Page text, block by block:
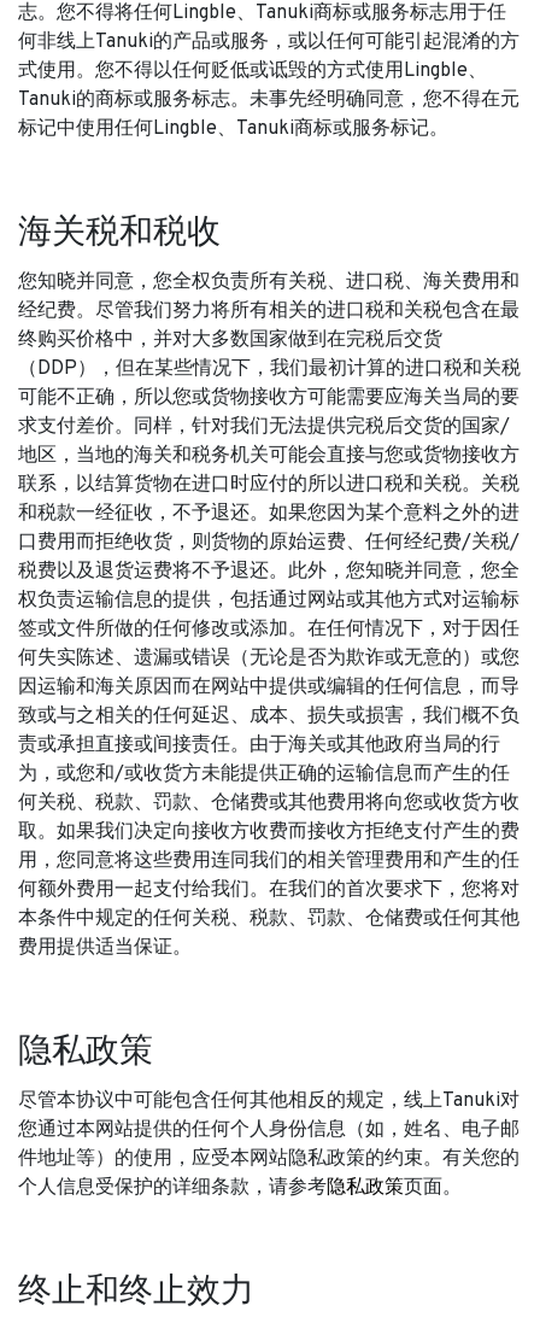
志。您不得将任何Lingble、Tanuki商标或服务标志用于任
何非线上Tanuki的产品或服务，或以任何可能引起混淆的方
式使用。您不得以任何贬低或诋毁的方式使用Lingble、
Tanuki的商标或服务标志。未事先经明确同意，您不得在元
标记中使用任何Lingble、Tanuki商标或服务标记。
海关税和税收
您知晓并同意，您全权负责所有关税、进口税、海关费用和
经纪费。尽管我们努力将所有相关的进口税和关税包含在最
终购买价格中，并对大多数国家做到在完税后交货
（DDP），但在某些情况下，我们最初计算的进口税和关税
可能不正确，所以您或货物接收方可能需要应海关当局的要
求支付差价。同样，针对我们无法提供完税后交货的国家/
地区，当地的海关和税务机关可能会直接与您或货物接收方
联系，以结算货物在进口时应付的所以进口税和关税。关税
和税款一经征收，不予退还。如果您因为某个意料之外的进
口费用而拒绝收货，则货物的原始运费、任何经纪费/关税/
税费以及退货运费将不予退还。此外，您知晓并同意，您全
权负责运输信息的提供，包括通过网站或其他方式对运输标
签或文件所做的任何修改或添加。在任何情况下，对于因任
何失实陈述、遗漏或错误（无论是否为欺诈或无意的）或您
因运输和海关原因而在网站中提供或编辑的任何信息，而导
致或与之相关的任何延迟、成本、损失或损害，我们概不负
责或承担直接或间接责任。由于海关或其他政府当局的行
为，或您和/或收货方未能提供正确的运输信息而产生的任
何关税、税款、罚款、仓储费或其他费用将向您或收货方收
取。如果我们决定向接收方收费而接收方拒绝支付产生的费
用，您同意将这些费用连同我们的相关管理费用和产生的任
何额外费用一起支付给我们。在我们的首次要求下，您将对
本条件中规定的任何关税、税款、罚款、仓储费或任何其他
费用提供适当保证。
隐私政策
尽管本协议中可能包含任何其他相反的规定，线上Tanuki对
您通过本网站提供的任何个人身份信息（如，姓名、电子邮
件地址等）的使用，应受本网站隐私政策的约束。有关您的
个人信息受保护的详细条款，请参考隐私政策页面。
终止和终止效力